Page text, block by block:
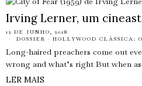
Irving Lerner, um
12 DE JUNHO, 2018
DOSSIER · HOLLYWOOD CLÁSSICA:
Long-haired preachers come out
wrong and what’s right But when
LER MAIS